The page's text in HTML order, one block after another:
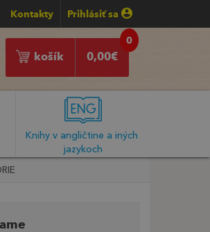
Kontakty Prihlásiť sa
0
0,00€
košík
Knihy v angličtine a iných
jazykoch